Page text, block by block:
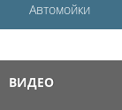
Автомойки
ВИДЕО